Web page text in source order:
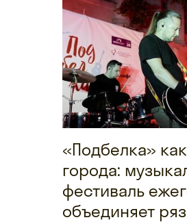
«Подбелка»
города:
фестиваль
объединяет